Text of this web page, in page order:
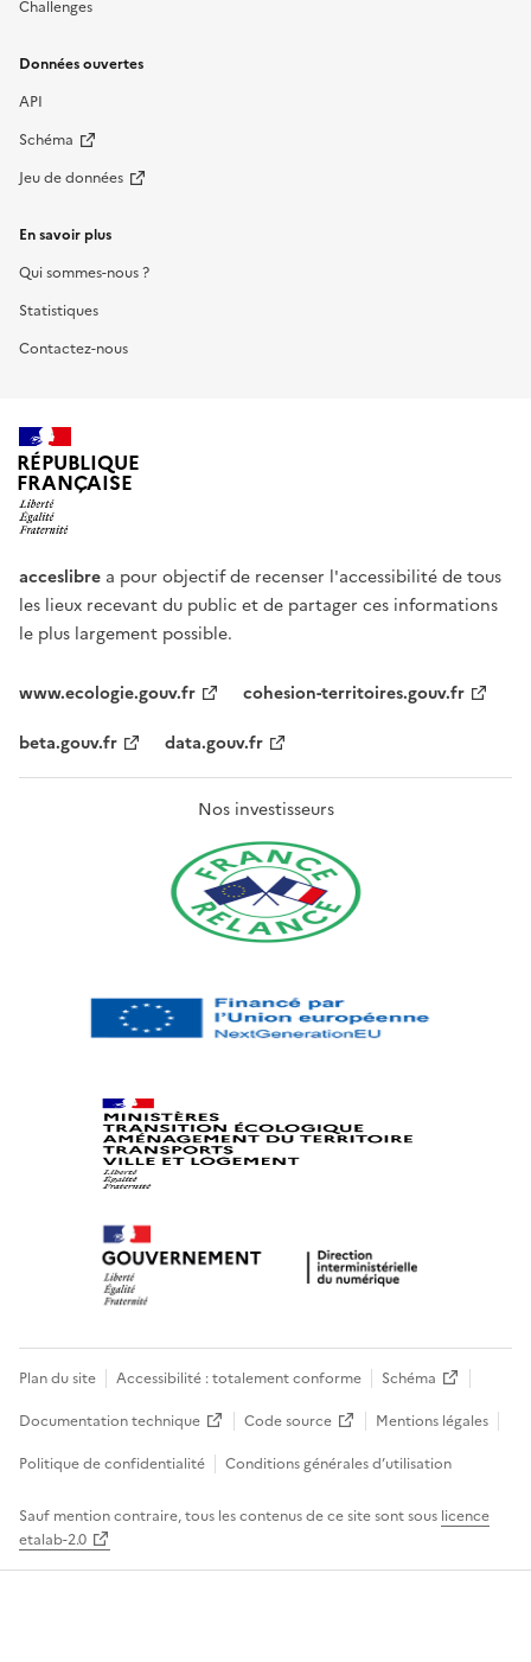
Challenges
Données ouvertes
API
Schéma
Jeu de données
En savoir plus
Qui sommes-nous ?
Statistiques
Contactez-nous
RÉPUBLIQUE
FRANÇAISE
acceslibre a pour objectif de recenser l'accessibilité de tous
les lieux recevant du public et de partager ces informations
le plus largement possible.
www.ecologie.gouv.fr
cohesion-territoires.gouv.fr
beta.gouv.fr
data.gouv.fr
Nos investisseurs
Plan du site Accessibilité : totalement conforme
Schéma
Documentation technique
Code source
Mentions légales
Politique de confidentialité
Conditions générales d’utilisation
Sauf mention contraire, tous les contenus de ce site sont sous licence
etalab-2.0